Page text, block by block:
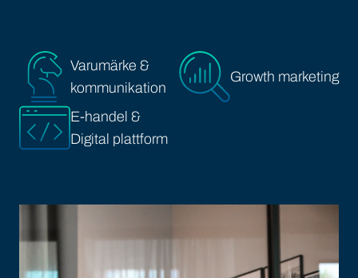
Varumärke &
kommunikation
Growth marketing
E-handel &
Digital plattform